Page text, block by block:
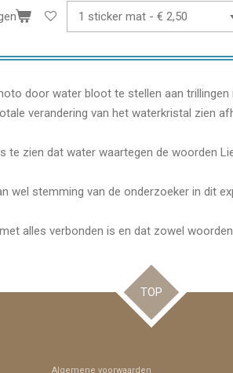
door water bloot te stellen aan
verandering van het waterkristal zien
te zien dat water waartegen de woorden
wel stemming van de onderzoeker in dit
alles verbonden is en dat zowel
TOP
Algemene voorwaarden